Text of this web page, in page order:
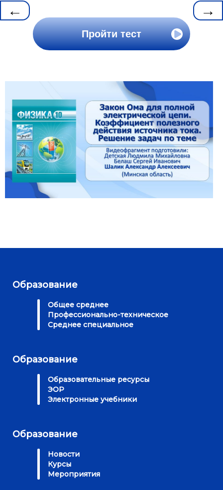
← →
Пройти тест
Образование
Общее среднее
Профессионально-техническое
Среднее специальное
Образование
Образовательные ресурсы
ЭОР
Электронные учебники
Образование
Новости
Курсы
Мероприятия